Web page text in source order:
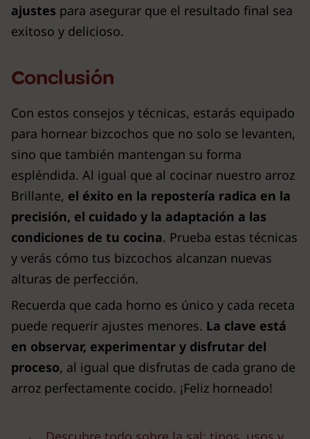
ajustes para asegurar que el resultado final sea
exitoso y delicioso.
Conclusión
Con estos consejos y técnicas, estarás equipado
para hornear bizcochos que no solo se levanten,
sino que también mantengan su forma
espléndida. Al igual que al cocinar nuestro arroz
Brillante, el éxito en la repostería radica en la
precisión, el cuidado y la adaptación a las
condiciones de tu cocina. Prueba estas técnicas
y verás cómo tus bizcochos alcanzan nuevas
alturas de perfección.
Recuerda que cada horno es único y cada receta
puede requerir ajustes menores. La clave está
en observar, experimentar y disfrutar del
proceso, al igual que disfrutas de cada grano de
arroz perfectamente cocido. ¡Feliz horneado!